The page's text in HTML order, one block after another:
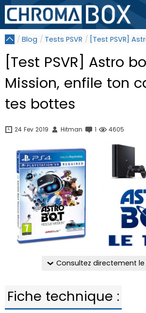
Blog Tests PSVR [Test PSVR]
[Test PSVR] Astro
Mission, enfile ton
tes bottes
24 Fev 2019 Hitman 1 4605
Consultez directement
Fiche technique :